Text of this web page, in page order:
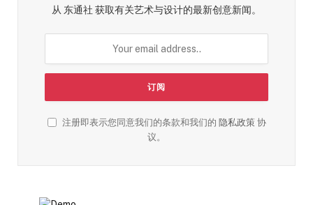
从 东通社 获取有关艺术与设计的最新创意新闻。
注册即表示您同意我们的条款和我们的 隐私政策协
议。